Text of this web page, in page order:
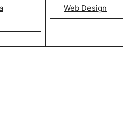
Web Design